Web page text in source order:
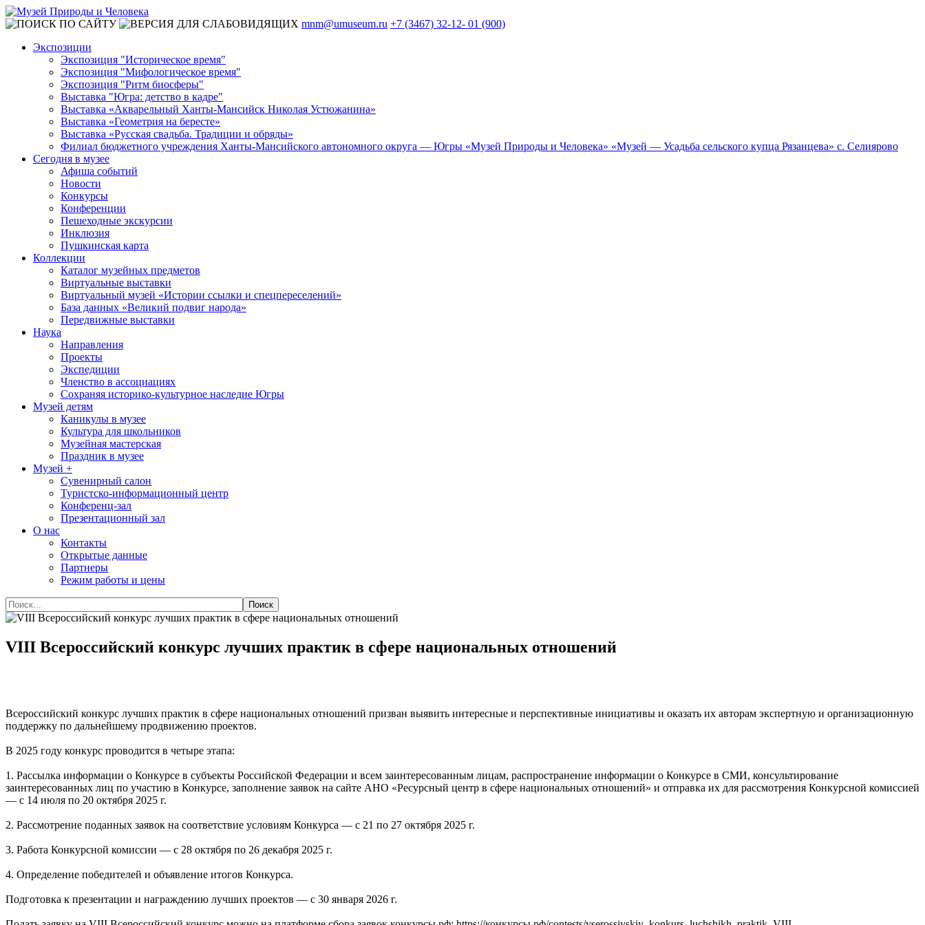
mnm@umuseum.ru +7 (3467) 32-12- 01 (900)
Экспозиции
Экспозиция "Историческое время"
Экспозиция "Мифологическое время"
Экспозиция "Ритм биосферы"
Выставка "Югра: детство в кадре"
Выставка «Акварельный Ханты-Мансийск Николая Устюжанина»
Выставка «Геометрия на бересте»
Выставка «Русская свадьба. Традиции и обряды»
Филиал бюджетного учреждения Ханты-Мансийского автономного округа — Югры «Музей Природы и Человека» «Музей — Усадьба сельского купца Рязанцева» с. Селиярово
Сегодня в музее
Афиша событий
Новости
Конкурсы
Конференции
Пешеходные экскурсии
Инклюзия
Пушкинская карта
Коллекции
Каталог музейных предметов
Виртуальные выставки
Виртуальный музей «Истории ссылки и спецпереселений»
База данных «Великий подвиг народа»
Передвижные выставки
Наука
Направления
Проекты
Экспедиции
Членство в ассоциациях
Сохраняя историко-культурное наследие Югры
Музей детям
Каникулы в музее
Культура для школьников
Музейная мастерская
Праздник в музее
Музей +
Сувенирный салон
Туристско-информационный центр
Конференц-зал
Презентационный зал
О нас
Контакты
Открытые данные
Партнеры
Режим работы и цены
VIII Всероссийский конкурс лучших практик в сфере национальных отношений
Всероссийский конкурс лучших практик в сфере национальных отношений призван выявить интересные и перспективные инициативы и оказать их авторам экспертную и организационную
поддержку по дальнейшему продвижению проектов.
В 2025 году конкурс проводится в четыре этапа:
1. Рассылка информации о Конкурсе в субъекты Российской Федерации и всем заинтересованным лицам, распространение информации о Конкурсе в СМИ, консультирование
заинтересованных лиц по участию в Конкурсе, заполнение заявок на сайте АНО «Ресурсный центр в сфере национальных отношений» и отправка их для рассмотрения Конкурсной комиссией
— с 14 июля по 20 октября 2025 г.
2. Рассмотрение поданных заявок на соответствие условиям Конкурса — с 21 по 27 октября 2025 г.
3. Работа Конкурсной комиссии — с 28 октября по 26 декабря 2025 г.
4. Определение победителей и объявление итогов Конкурса.
Подготовка к презентации и награждению лучших проектов — с 30 января 2026 г.